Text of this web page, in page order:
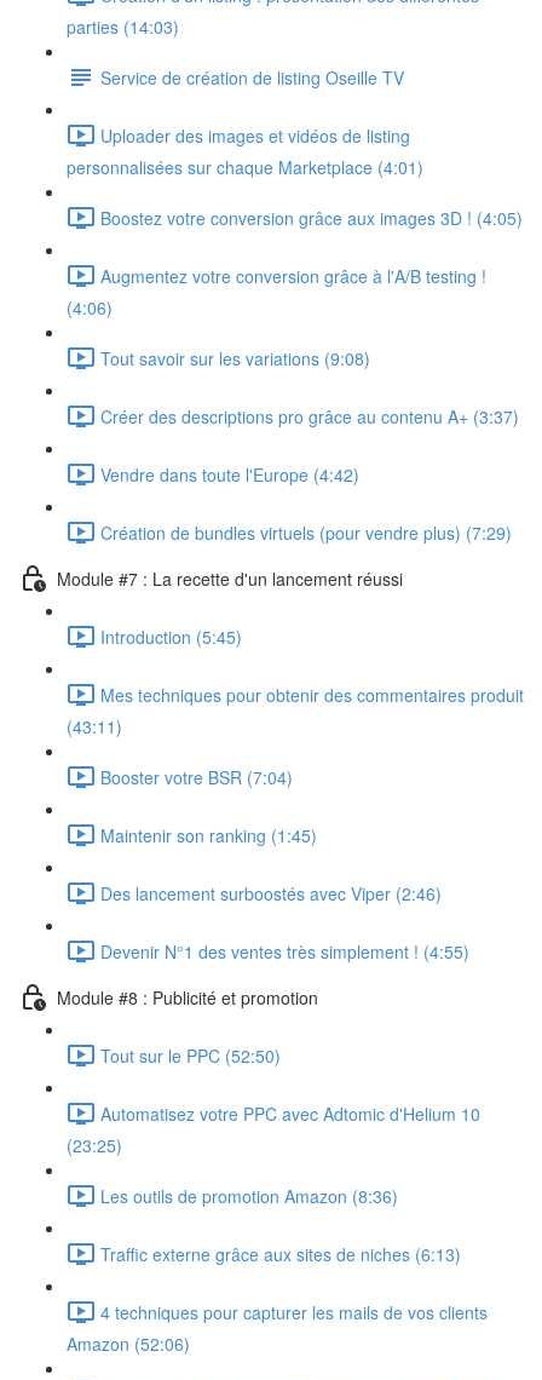
parties (14:03)
Service de création de listing Oseille TV
Uploader des images et vidéos de listing
personnalisées sur chaque Marketplace (4:01)
Boostez votre conversion grâce aux images 3D ! (4:05)
Augmentez votre conversion grâce à l'A/B testing !
(4:06)
Tout savoir sur les variations (9:08)
Créer des descriptions pro grâce au contenu A+ (3:37)
Vendre dans toute l'Europe (4:42)
Création de bundles virtuels (pour vendre plus) (7:29)
Module #7 : La recette d'un lancement réussi
Introduction (5:45)
Mes techniques pour obtenir des commentaires produit
(43:11)
Booster votre BSR (7:04)
Maintenir son ranking (1:45)
Des lancement surboostés avec Viper (2:46)
Devenir N°1 des ventes très simplement ! (4:55)
Module #8 : Publicité et promotion
Tout sur le PPC (52:50)
Automatisez votre PPC avec Adtomic d'Helium 10
(23:25)
Les outils de promotion Amazon (8:36)
Traffic externe grâce aux sites de niches (6:13)
4 techniques pour capturer les mails de vos clients
Amazon (52:06)